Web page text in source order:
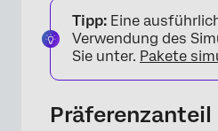
Tipp: Eine
Verwendung des
Sie unter. Pakete
Präferenzanteil